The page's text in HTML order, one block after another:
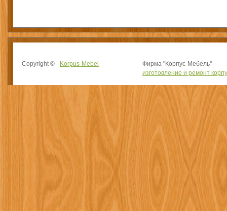
Copyright © - Korpus-Mebel
Фирма "Корпус-Мебель"
изготовление и ремонт